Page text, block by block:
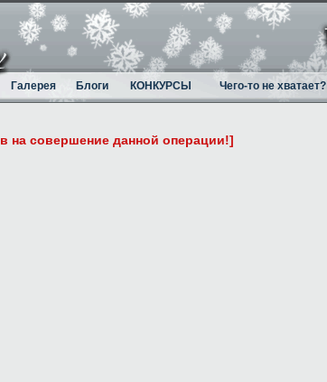
Галерея Блоги КОНКУРСЫ Чего-то не хватает?
на совершение данной операции!]